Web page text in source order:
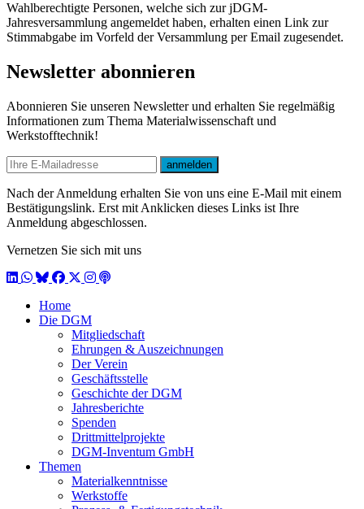
Wahlberechtigte Personen, welche sich zur jDGM-
Jahresversammlung angemeldet haben, erhalten einen Link zur
Stimmabgabe im Vorfeld der Versammlung per Email zugesendet.
Newsletter abonnieren
Abonnieren Sie unseren Newsletter und erhalten Sie regelmäßig
Informationen zum Thema Materialwissenschaft und
Werkstofftechnik!
E-mail
anmelden
Nach der Anmeldung erhalten Sie von uns eine E-Mail mit einem
Bestätigungslink. Erst mit Anklicken dieses Links ist Ihre
Anmeldung abgeschlossen.
Vernetzen Sie sich mit uns
LinkedIn
WhatsApp
BlueSky
Facebook
X / Twitter
Instagram
Podcast
Home
Die DGM
Mitgliedschaft
Ehrungen & Auszeichnungen
Der Verein
Geschäftsstelle
Geschichte der DGM
Jahresberichte
Spenden
Drittmittelprojekte
DGM-Inventum GmbH
Themen
Materialkenntnisse
Werkstoffe